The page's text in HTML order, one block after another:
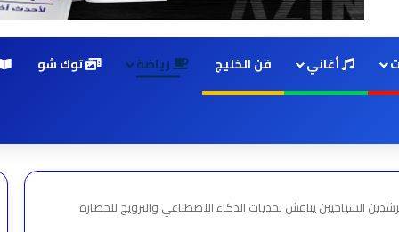
أغاني فن الخليج رياضة توك شو
السياحيين يناقش تحديات الذكاء الاصطناعي والترويج للحضارة